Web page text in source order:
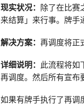
现实状况： 除了在比赛
来结算」来行事。牌手
解决方案： 再调度将正
详细说明： 此流程将如
再调度。然后所有宣布
如果有牌手执行了再调